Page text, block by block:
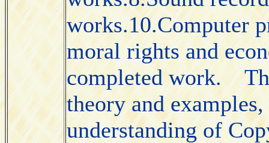
works.10.Computer
moral rights and
completed work.
theory and
understanding of